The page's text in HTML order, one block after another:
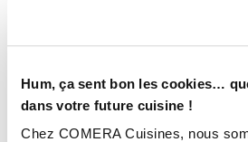
Hum, ça sent bon les cookies…
dans votre future cuisine !
Chez COMERA Cuisines, nous
INFORMATIONS